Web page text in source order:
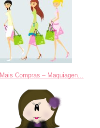
Mais Compras – Maquiagen...